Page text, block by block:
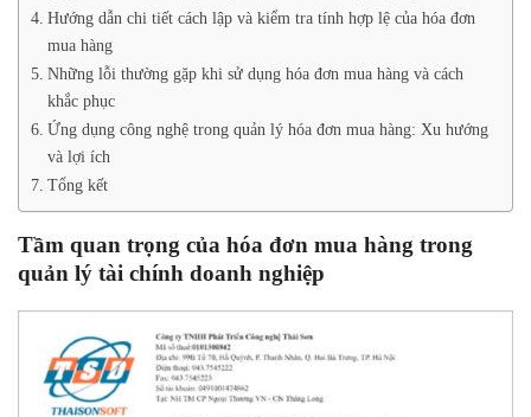
Hướng dẫn chi tiết cách lập và kiểm tra tính hợp lệ của hóa đơn
mua hàng
Những lỗi thường gặp khi sử dụng hóa đơn mua hàng và cách
khắc phục
Ứng dụng công nghệ trong quản lý hóa đơn mua hàng: Xu hướng
và lợi ích
Tổng kết
Tầm quan trọng của hóa đơn mua hàng trong
quản lý tài chính doanh nghiệp